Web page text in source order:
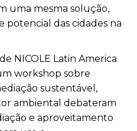
uma mesma solução,
potencial das cidades na
NICOLE Latin America
workshop sobre
sustentável,
ambiental debateram
e aproveitamento